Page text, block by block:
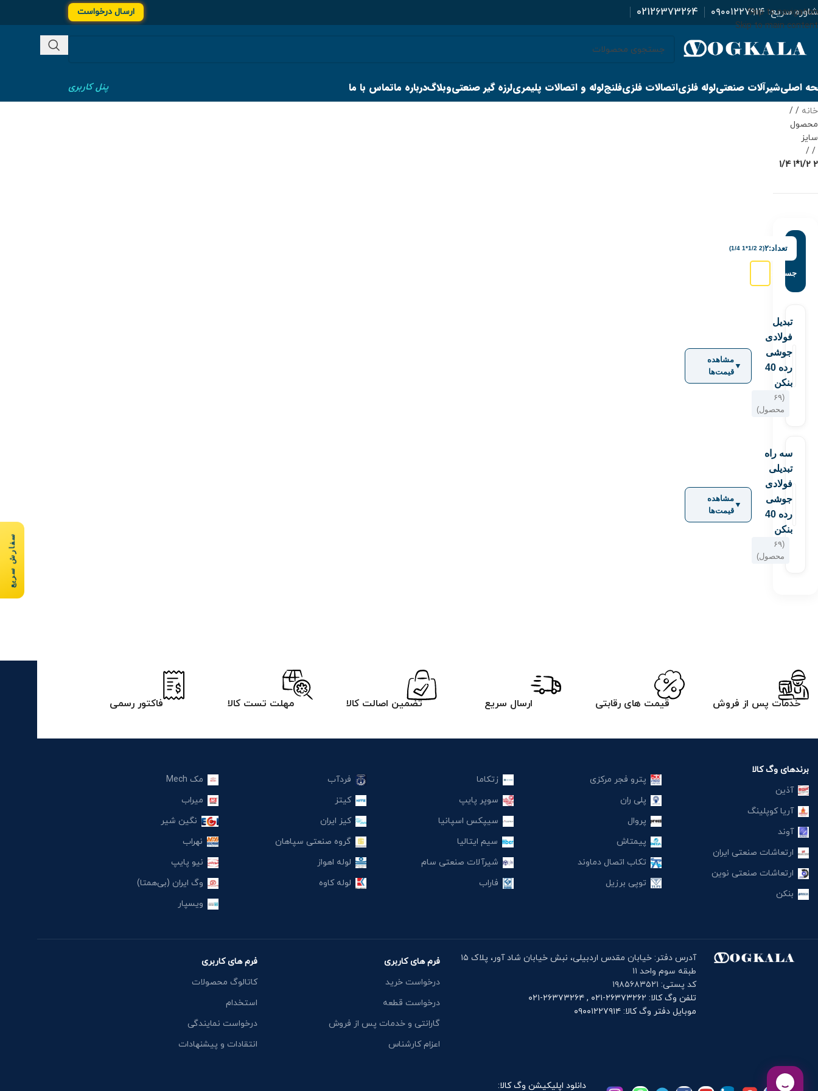
Skip to navigation
Skip to main content
سریع:۰۹۰۰۱۲۲۷۹۱۴ 02126373264 ارسال درخواست
اصلیشیرآلات صنعتیلوله فلزیاتصالات فلزیفلنجلوله و اتصالات پلیمریلرزه گیر صنعتیوبلاگدرباره ماتماس با ما پنل کاربری
خانه /
محصول
سایز
/
2 1/2*1 1/4
تعداد:۲(2 1/2*1 1/4)
جستجو:
تبدیل
فولادی
جوشی
رده 40
بنکن
(۶۹
محصول)
▼
مشاهده
قیمت‌ها
سه راه
تبدیلی
فولادی
جوشی
رده 40
بنکن
(۶۹
محصول)
▼
مشاهده
قیمت‌ها
خدمات پس از فروش قیمت های رقابتی ارسال سریع تضمین اصالت کالا مهلت تست کالا فاکتور رسمی
برندهای وگ کالا
آذین
آریا کوپلینگ
آوند
ارتعاشات صنعتی ایران
ارتعاشات صنعتی نوین
بنکن
پترو فجر مرکزی
پلی ران
پروال
پیمتاش
تکاب اتصال دماوند
توپی برزیل
زتکاما
سوپر پایپ
سیپکس اسپانیا
سیم ایتالیا
شیرآلات صنعتی سام
فاراب
فردآب
کیتز
کیز ایران
گروه صنعتی سپاهان
لوله اهواز
لوله کاوه
مک Mech
میراب
نگین شیر
نهراب
نیو پایپ
وگ ایران (بی‌همتا)
ویسپار
آدرس دفتر: خیابان مقدس اردبیلی، نبش خیابان شاد آور، پلاک ۱۵
طبقه سوم واحد ۱۱
کد پستی: ۱۹۸۵۶۸۳۵۲۱
تلفن وگ کالا: ۲۶۳۷۳۲۶۲-۰۲۱ , ۲۶۳۷۳۲۶۴-۰۲۱
موبایل دفتر وگ کالا: ۰۹۰۰۱۲۲۷۹۱۴
فرم های کاربری
درخواست خرید
درخواست قطعه
گارانتی و خدمات پس از فروش
اعزام کارشناس
فرم های کاربری
کاتالوگ محصولات
استخدام
درخواست نمایندگی
انتقادات و پیشنهادات
دانلود اپلیکیشن وگ کالا:
سفارش سریع